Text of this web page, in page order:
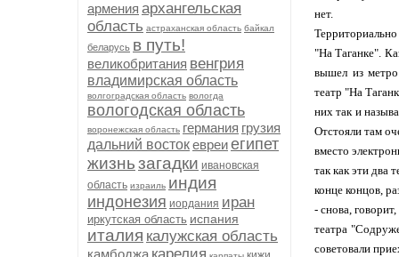
армения архангельская
область астраханская область байкал
беларусь в путь!
великобритания венгрия
владимирская область
волгоградская область вологда
вологодская область
воронежская область германия грузия
дальний востокевреиегипет
жизньзагадки ивановская
область израиль индия
индонезия иордания иран
иркутская область испания
италия калужская область
камбоджа
нет.
"На Таганке".
вышел из
театр "На
них так и
Отстояли там
вместо
так как эти два
конце концов,
- снова,
театра
советовали